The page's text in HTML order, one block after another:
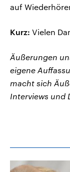
auf
Kurz: Vielen
Äußerungen
eigene
macht sich
Interviews und